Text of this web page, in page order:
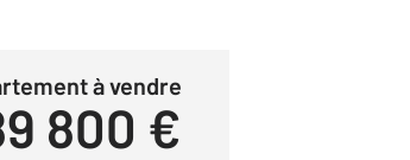
à vendre
800 €